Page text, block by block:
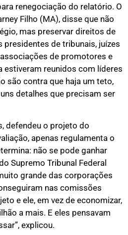
renegociação do relatório. O
Filho (MA), disse que não
mas preservar direitos de
presidentes de tribunais, juízes
de promotores e
estiveram reunidos com líderes
são contra que haja um teto,
detalhes que precisam ser
defendeu o projeto do
apenas regulamenta o
não se pode ganhar
Supremo Tribunal Federal
grande das corporações
nas comissões
e ele, em vez de economizar,
a mais. E eles pensavam
explicou.